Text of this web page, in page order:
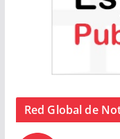
Red Global de